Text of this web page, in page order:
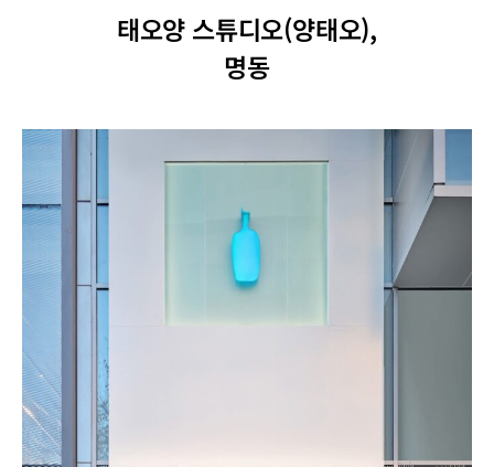
태오양 스튜디오(양태오),
명동